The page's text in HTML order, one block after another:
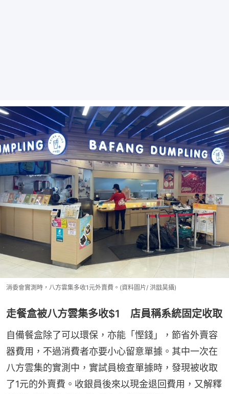
消委會實測時，八方雲集多收1元外賣費。(資料圖片/ 洪戩昊攝)
走餐盒被八方雲集多收$1 店員稱系統固定收取
自備餐盒除了可以環保，亦能「慳錢」，節省外賣容
器費用，不過消費者亦要小心留意單據。其中一次在
八方雲集的實測中，實試員檢查單據時，發現被收取
了1元的外賣費。收銀員後來以現金退回費用，又解釋